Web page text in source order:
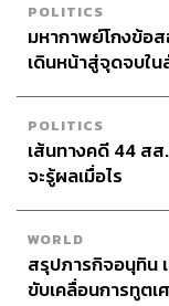
จิรัฏฐ์ วรรธนกริน
Thailandเล่าถึงที่
และลูกค้าสามารถ
LIVE
ทางLINE OA
ร้านยังได้ปร
เพื่อให้ผู้ใช้ค้น
Giftingฟีเจ
SHOPPING
เช็กWishlist
เป็นสิ่งที่ทำไ
POLITICS
มหากาพย์โกงข้อ
เดินหน้าสู่จุดจบใ
POLITICS
เส้นทางคดี 44 ส
จะรู้ผลเมื่อไร
WORLD
สรุปภารกิจอนุทิน
ขับเคลื่อนการทูตเ